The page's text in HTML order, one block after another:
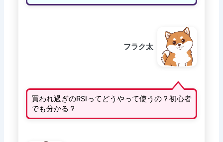
フラク太
買われ過ぎのRSIってどうやって使うの？初心者
でも分かる？